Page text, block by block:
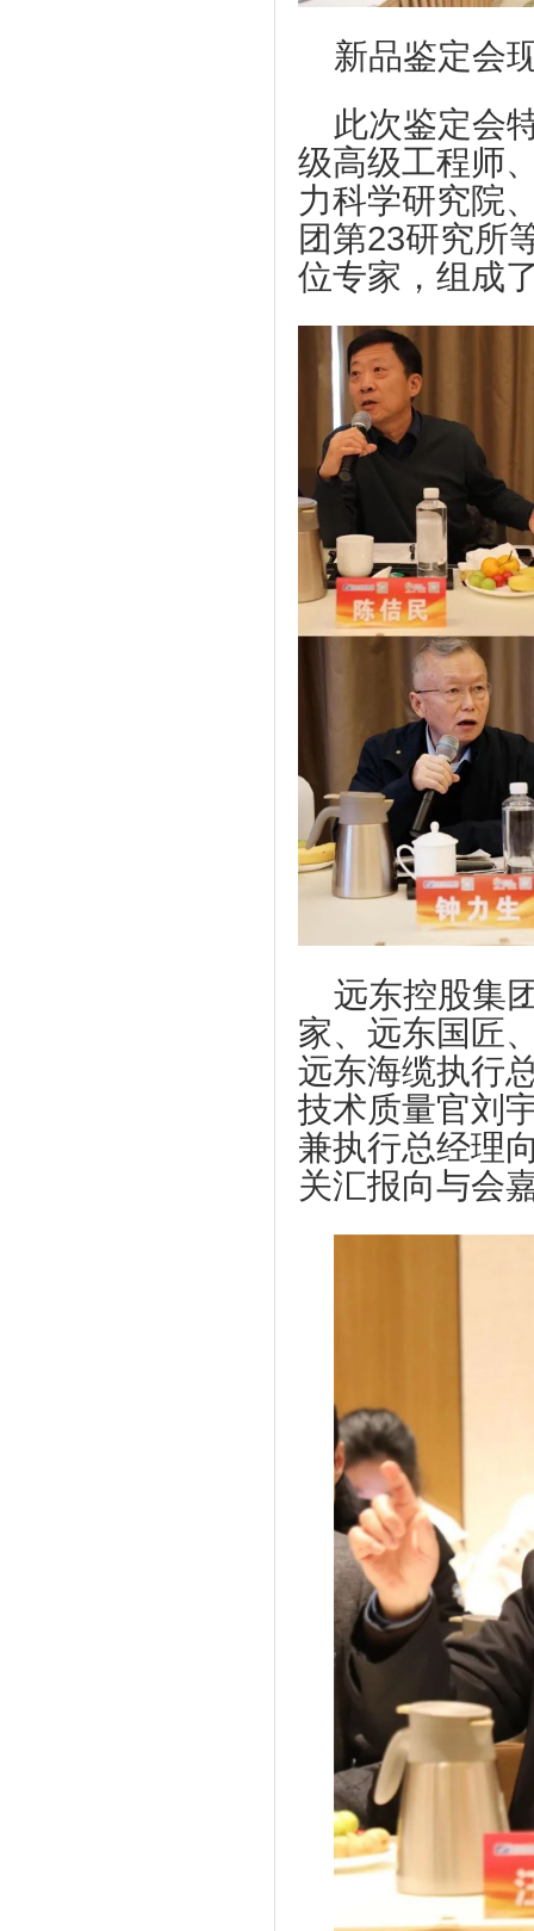
新品鉴定会
此次鉴定会
级高级工程师
力科学研究院
团第23研究所
位专家，组成
远东控股集
家、远东国匠
远东海缆执行
技术质量官刘
兼执行总经理
关汇报向与会